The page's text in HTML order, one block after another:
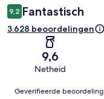
9,2 Fantastisch
3.628 beoordelingen
9,6
Netheid
Beoordelingen
Geverifieerde beoordeling